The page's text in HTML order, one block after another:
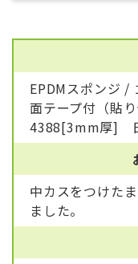
EPDMスポンジ /
面テープ付（貼
4388[3mm厚]
中カスをつけた
ました。